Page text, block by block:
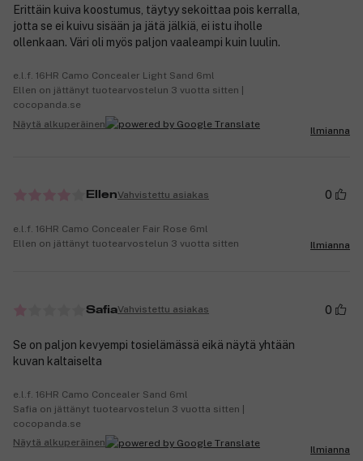
Erittäin kuiva koostumus, täytyy sekoittaa pois kerralla,
jotta se ei kuivu sisään ja jätä jälkiä, ei istu iholle
ollenkaan. Väri oli myös paljon vaaleampi kuin luulin.
e.l.f. 16HR Camo Concealer Light Sand 6ml
Ellen on jättänyt tuotearvostelun 3 vuotta sitten |
cocopanda.se
Näytä alkuperäinen
Ilmianna
EllenVahvistettu asiakas 0
e.l.f. 16HR Camo Concealer Fair Rose 6ml
Ellen on jättänyt tuotearvostelun 3 vuotta sitten
Ilmianna
SafiaVahvistettu asiakas 0
Se on paljon kevyempi tosielämässä eikä näytä yhtään
kuvan kaltaiselta
e.l.f. 16HR Camo Concealer Sand 6ml
Safia on jättänyt tuotearvostelun 3 vuotta sitten |
cocopanda.se
Näytä alkuperäinen
Ilmianna